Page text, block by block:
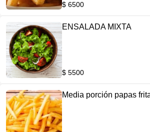
$ 6500
ENSALADA MIXTA
$ 5500
Media porción papas